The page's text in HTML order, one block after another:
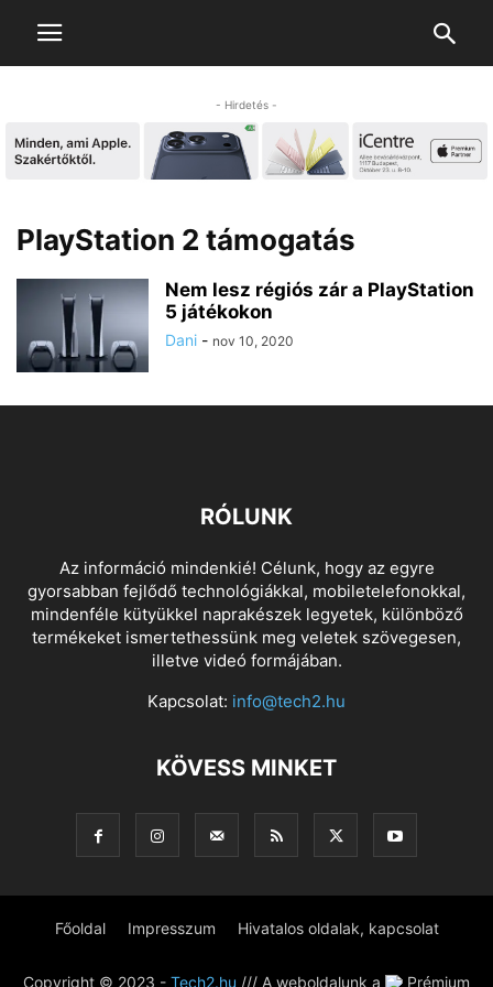
- Hirdetés -
PlayStation 2 támogatás
Nem lesz régiós zár a PlayStation
5 játékokon
Dani - nov 10, 2020
RÓLUNK
Az információ mindenkié! Célunk, hogy az egyre
gyorsabban fejlődő technológiákkal, mobiletelefonokkal,
mindenféle kütyükkel naprakészek legyetek, különböző
termékeket ismertethessünk meg veletek szövegesen,
illetve videó formájában.
Kapcsolat: info@tech2.hu
KÖVESS MINKET
Főoldal Impresszum Hivatalos oldalak, kapcsolat
Copyright © 2023 - Tech2.hu /// A weboldalunk a Prémium